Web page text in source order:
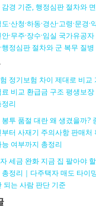
감경 기준, 행정심판 절차와
·산청·하동·경산·고령·문경·
안·무주·장수·임실 국가유공
행정심판 절차와 군 복무 질
정기보험 차이 제대로 비교
료 비교 환급금 구조 평생보
리
봉투 품절 대란 왜 생겼을까?
부터 사재기 주의사항 판매처
여부까지 총정리
세금 완화 지금 집 팔아야
정리｜다주택자 매도 타이
되는 사람 판단 기준